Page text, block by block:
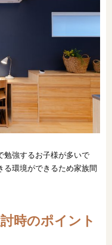
勉強するお子様が多いで
る環境ができるため家族間
時のポイント